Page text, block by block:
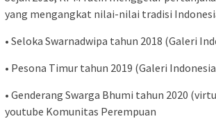
yang mengangkat nilai-nilai tradisi
• Seloka Swarnadwipa tahun 2018 (Galeri
• Pesona Timur tahun 2019 (Galeri
• Genderang Swarga Bhumi tahun 2020
youtube Komunitas Perempuan